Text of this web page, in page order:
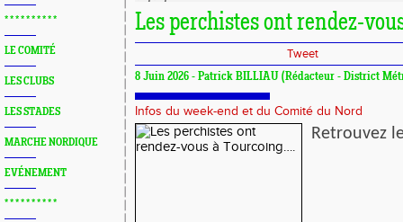
* * * * * * * * * *
LE COMITÉ
LES CLUBS
LES STADES
MARCHE NORDIQUE
EVÉNEMENT
* * * * * * * * * *
Les perchistes ont rendez-
Tweet
8 Juin 2026 - Patrick BILLIAU (Rédacteur - District
Infos du week-end et du Comité du Nord
Retrouvez